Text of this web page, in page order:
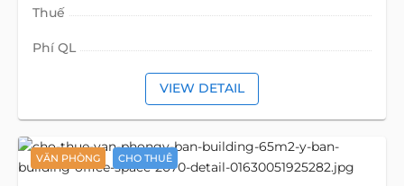
Thuế
Phí QL
VIEW DETAIL
VĂN PHÒNG CHO THUÊ